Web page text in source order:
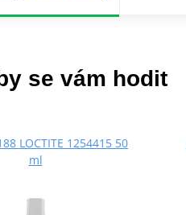
se vám hodit
LOCTITE 1254415 50
ml